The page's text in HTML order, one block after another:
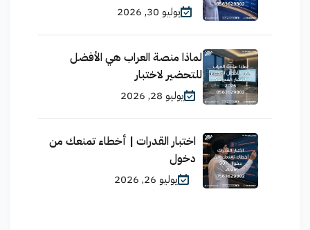
يوليو 30, 2026
لماذا منصة العراب هي الأفضل
للتحضير لاختبار
يوليو 28, 2026
اختبار القدرات | أخطاء تمنعك من
دخول
يوليو 26, 2026